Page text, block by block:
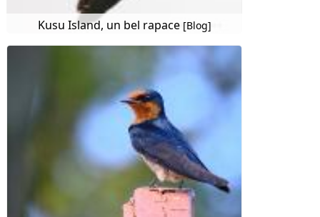
Kusu Island, un bel rapace [Blog]